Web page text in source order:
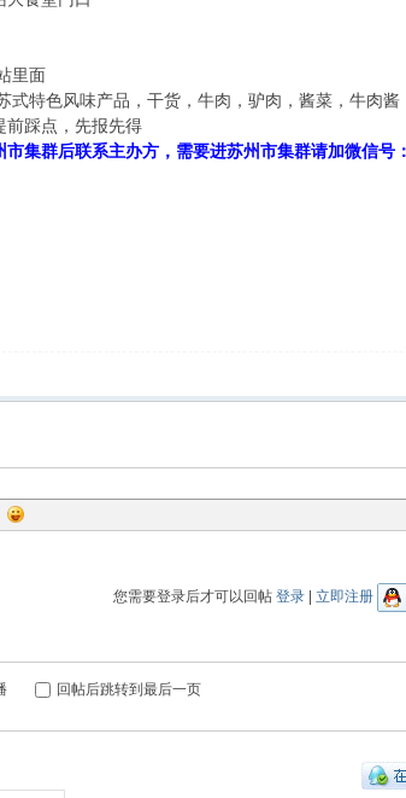
里面
式特色风味产品，干货，牛肉，驴肉，酱菜，牛肉
踩点，先报先得
集群后联系主办方，需要进苏州市集群请加微信号
您需要登录后才可以回帖 登录 立即注册
回帖后跳转到最后一页